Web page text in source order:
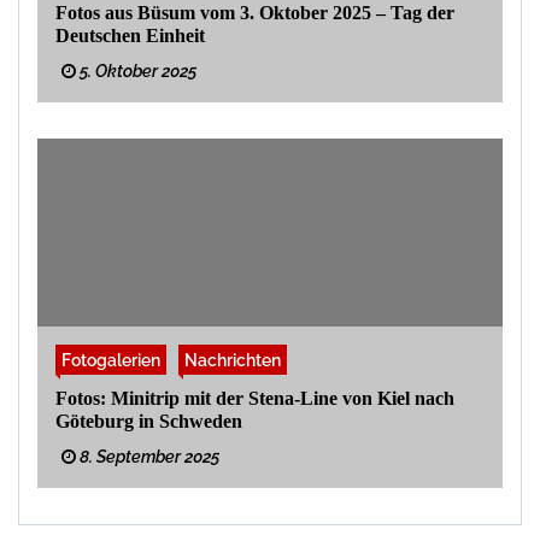
Fotos aus Büsum vom 3. Oktober 2025 – Tag der
Deutschen Einheit
5. Oktober 2025
Fotogalerien
Nachrichten
Fotos: Minitrip mit der Stena-Line von Kiel nach
Göteburg in Schweden
8. September 2025